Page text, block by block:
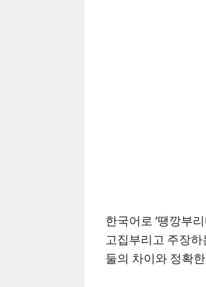
한국어로 ‘땡깡부
고집부리고 주장
둘의 차이와 정확